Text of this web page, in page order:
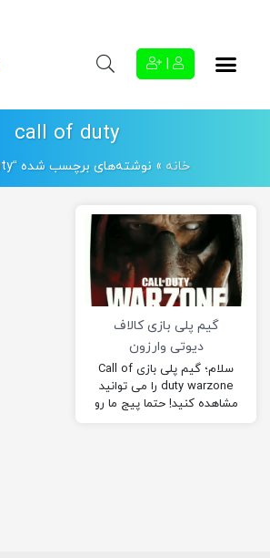
call of duty
خانه » نوشته‌های برچسب شده “call of duty”
گیم پلی بازی کالاف
دیوتی وارزون
سلام؛ گیم پلی بازی Call of
duty warzone را می توانید
مشاهده کنید! حتما پیج ما رو